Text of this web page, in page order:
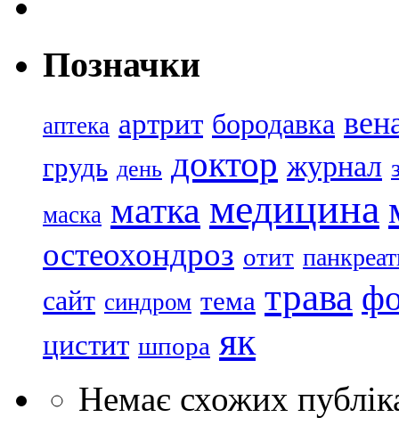
Позначки
аптека артрит бородавка
грудь день доктор журнал
маска матка медицина
остеохондроз отит
сайт синдром тема трава
цистит шпора як
Немає схожих